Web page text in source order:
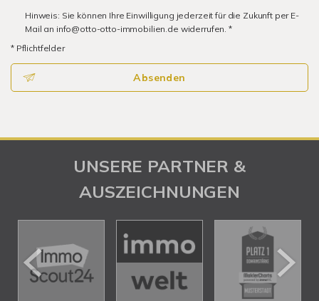
Hinweis: Sie können Ihre Einwilligung jederzeit für die Zukunft per E-
Mail an info@otto-otto-immobilien.de widerrufen. *
* Pflichtfelder
Absenden
UNSERE PARTNER &
AUSZEICHNUNGEN